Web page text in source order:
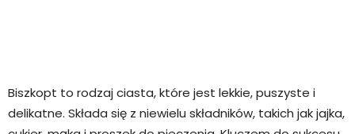
Biszkopt to rodzaj ciasta, które jest lekkie, puszyste i
delikatne. Składa się z niewielu składników, takich jak jajka,